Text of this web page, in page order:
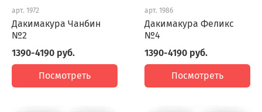
арт. 1972
Дакимакура Чанбин
№2
1390-4190 руб.
Посмотреть
арт. 1986
Дакимакура Феликс
№4
1390-4190 руб.
Посмотреть